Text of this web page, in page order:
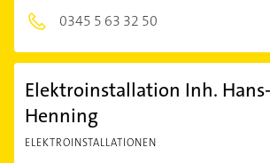
0345 5 63 32 50
Elektroinstallation Inh.
Henning
ELEKTROINSTALLATIONEN